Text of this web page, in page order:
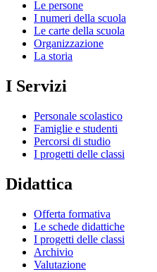
Le persone
I numeri della scuola
Le carte della scuola
Organizzazione
La storia
I Servizi
Personale scolastico
Famiglie e studenti
Percorsi di studio
I progetti delle classi
Didattica
Offerta formativa
Le schede didattiche
I progetti delle classi
Archivio
Valutazione